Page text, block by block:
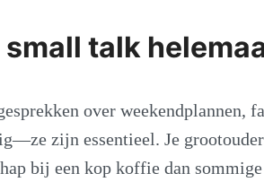
small talk
over weekendplannen,
zijn essentieel. Je
bij een kop koffie dan